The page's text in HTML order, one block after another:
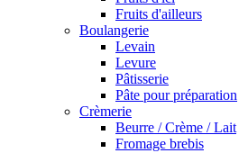
Fruits d'ailleurs
Boulangerie
Levain
Levure
Pâtisserie
Pâte pour préparation
Crèmerie
Beurre / Crème / Lait
Fromage brebis